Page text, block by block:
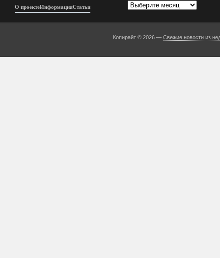
О проектеИнформацияСтатьи Архивы
Копирайт © 2026 —Свежие новости из